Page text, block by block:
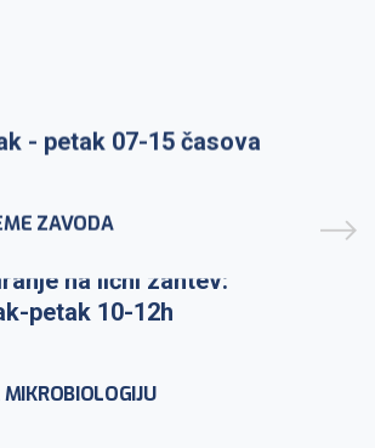
- petak 07-15 časova
ZAVODA
ponedeljak-petak 7-
na lični zahtev:
petak 10-12h